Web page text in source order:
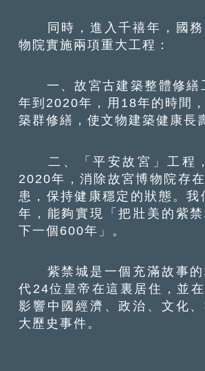
同時，進入千禧年，國務
物院實施兩項重大工程：
一、故宮古建築整體修繕
年到2020年，用18年的時間
築群修繕，使文物建築健康長
二、「平安故宮」工程
2020年，消除故宮博物院存
患，保持健康穩定的狀態。
年，能夠實現「把壯美的紫
下一個600年」。
紫禁城是一個充滿故事的
代24位皇帝在這裏居住，並
影響中國經濟、政治、文化
大歷史事件。